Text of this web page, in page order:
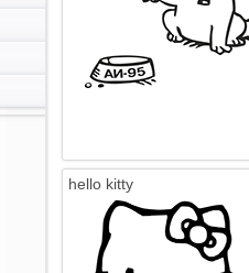
hello kitty